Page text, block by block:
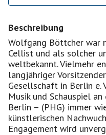
Beschreibung
Wolfgang Böttcher war
Cellist und als solcher
weltbekannt. Vielmehr
langjähriger
Gesellschaft in Berlin e.
Musik und Schauspiel
Berlin – (PHG) immer
künstlerischen
Engagement wird